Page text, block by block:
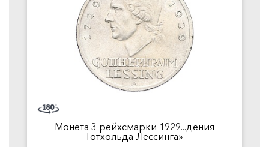
Монета 3 рейхсмарки 1929...дения
Готхольда Лессинга»